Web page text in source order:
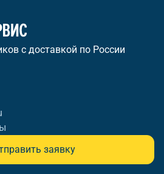
с доставкой по России
заявку